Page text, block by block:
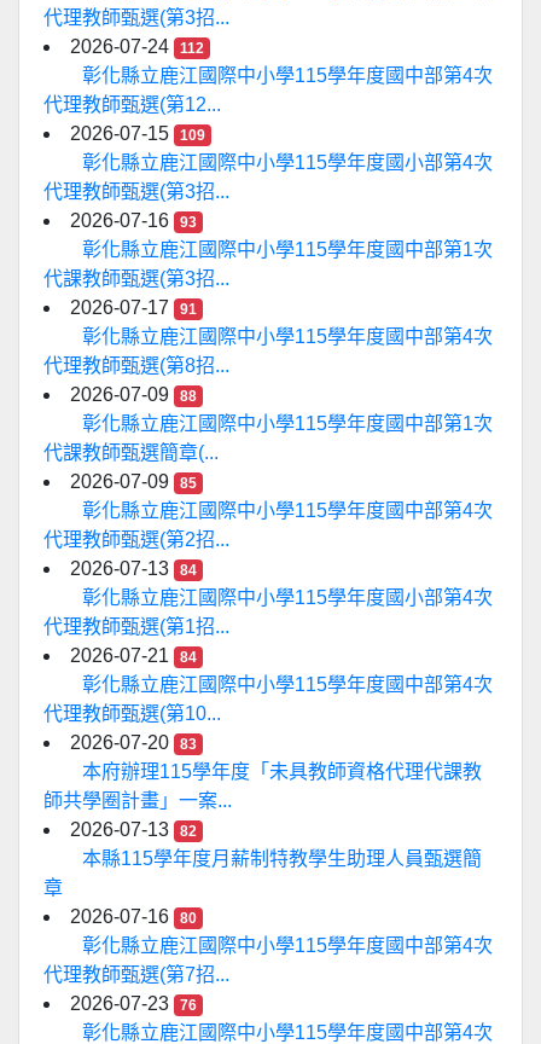
代理教師甄選(第3招...
2026-07-24
112
彰化縣立鹿江國際中小學115學年度國中部第4次
代理教師甄選(第12...
2026-07-15
109
彰化縣立鹿江國際中小學115學年度國小部第4次
代理教師甄選(第3招...
2026-07-16
93
彰化縣立鹿江國際中小學115學年度國中部第1次
代課教師甄選(第3招...
2026-07-17
91
彰化縣立鹿江國際中小學115學年度國中部第4次
代理教師甄選(第8招...
2026-07-09
88
彰化縣立鹿江國際中小學115學年度國中部第1次
代課教師甄選簡章(...
2026-07-09
85
彰化縣立鹿江國際中小學115學年度國中部第4次
代理教師甄選(第2招...
2026-07-13
84
彰化縣立鹿江國際中小學115學年度國小部第4次
代理教師甄選(第1招...
2026-07-21
84
彰化縣立鹿江國際中小學115學年度國中部第4次
代理教師甄選(第10...
2026-07-20
83
本府辦理115學年度「未具教師資格代理代課教
師共學圈計畫」一案...
2026-07-13
82
本縣115學年度月薪制特教學生助理人員甄選簡
章
2026-07-16
80
彰化縣立鹿江國際中小學115學年度國中部第4次
代理教師甄選(第7招...
2026-07-23
76
彰化縣立鹿江國際中小學115學年度國中部第4次